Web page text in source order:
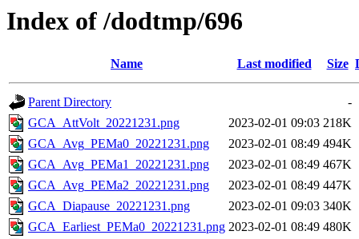
Index of /dodtmp/696
Name Last modified Size
Parent Directory
-
GCA_AttVolt_20221231.png
2023-02-01 09:03 218K
GCA_Avg_PEMa0_20221231.png
2023-02-01 08:49 494K
GCA_Avg_PEMa1_20221231.png
2023-02-01 08:49 467K
GCA_Avg_PEMa2_20221231.png
2023-02-01 08:49 447K
GCA_Diapause_20221231.png
2023-02-01 09:03 340K
GCA_Earliest_PEMa0_20221231.png 2023-02-01 08:49 480K